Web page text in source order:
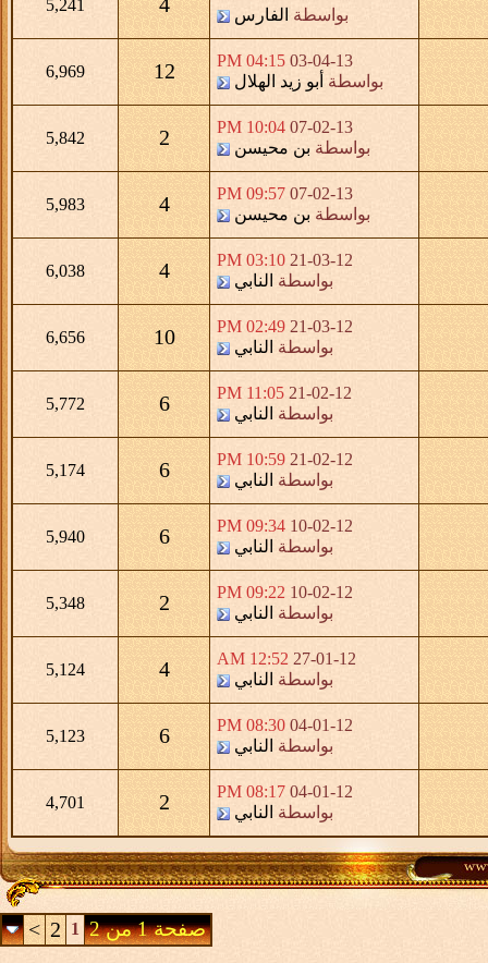
بواسطة الفارس
5,241
03-04-13
04:15 PM
بواسطة أبو زيد الهلال 12
6,969
07-02-13
10:04 PM
بواسطة بن محيسن 2
5,842
07-02-13
09:57 PM
بواسطة بن محيسن 4
5,983
21-03-12
03:10 PM
بواسطة النابي 4
6,038
21-03-12
02:49 PM
بواسطة النابي 10
6,656
21-02-12
11:05 PM
بواسطة النابي 6
5,772
21-02-12
10:59 PM
بواسطة النابي 6
5,174
10-02-12
09:34 PM
بواسطة النابي 6
5,940
10-02-12
09:22 PM
بواسطة النابي 2
5,348
27-01-12
12:52 AM
بواسطة النابي 4
5,124
04-01-12
08:30 PM
بواسطة النابي 6
5,123
04-01-12
08:17 PM
بواسطة النابي 2
4,701
صفحة 1 من 2 1
2
>